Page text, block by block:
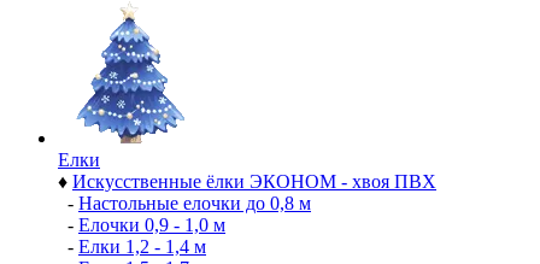
Елки
♦ Искусственные ёлки ЭКОНОМ - хвоя ПВХ
- Настольные елочки до 0,8 м
- Елочки 0,9 - 1,0 м
- Елки 1,2 - 1,4 м